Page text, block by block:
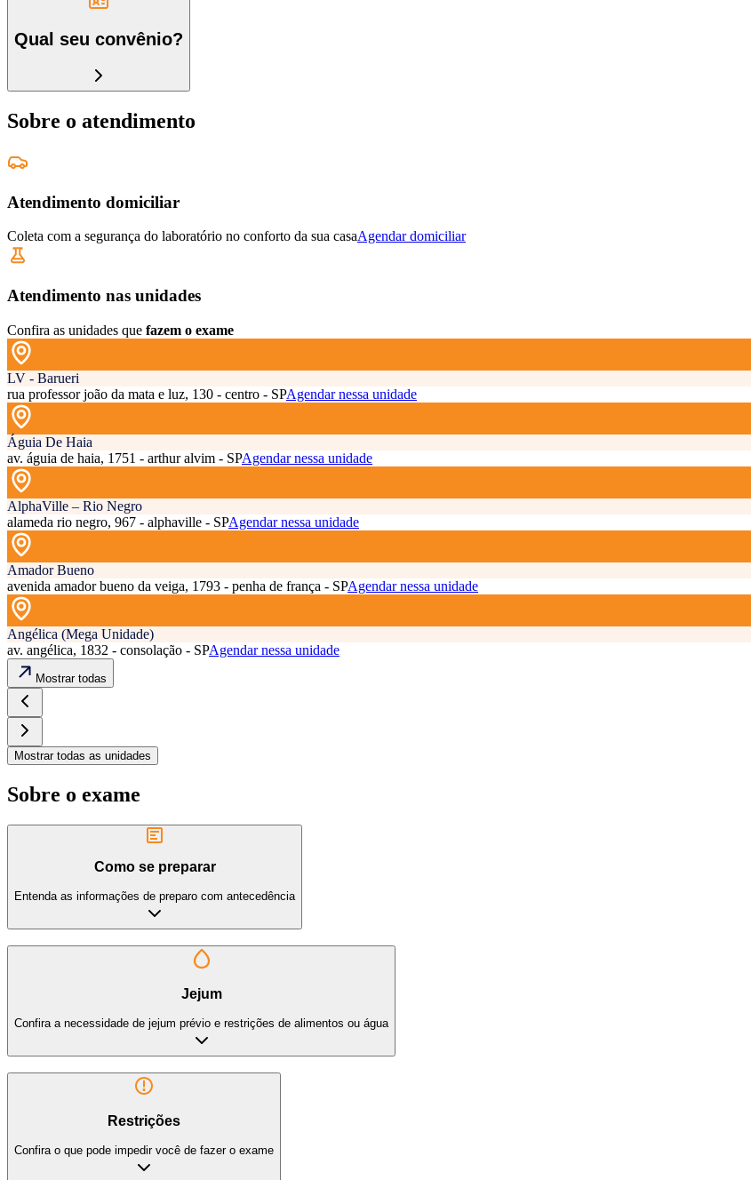
Qual seu convênio?
Sobre o atendimento
Atendimento domiciliar
Coleta com a segurança do laboratório no conforto da sua casaAgendar domiciliar
Atendimento nas unidades
Confira as unidades que fazem o exame
LV - Barueri
rua professor joão da mata e luz, 130 - centro - SPAgendar nessa unidade
Águia De Haia
av. águia de haia, 1751 - arthur alvim - SPAgendar nessa unidade
AlphaVille – Rio Negro
alameda rio negro, 967 - alphaville - SPAgendar nessa unidade
Amador Bueno
avenida amador bueno da veiga, 1793 - penha de frança - SPAgendar nessa unidade
Angélica (Mega Unidade)
av. angélica, 1832 - consolação - SPAgendar nessa unidade
Mostrar todas
Mostrar todas as unidades
Sobre o exame
Como se preparar
Entenda as informações de preparo com antecedência
Jejum
Confira a necessidade de jejum prévio e restrições de alimentos ou água
Restrições
Confira o que pode impedir você de fazer o exame